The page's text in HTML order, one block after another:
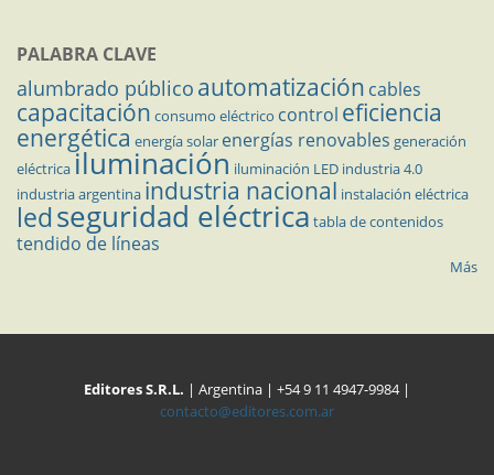
PALABRA CLAVE
alumbrado público automatización cables
capacitación consumo eléctrico control eficiencia
energética energía solar energías renovables generación
eléctricailuminación iluminación LED industria 4.0
industria argentina industria nacional instalación eléctrica
ledseguridad eléctrica tabla de contenidos
tendido de líneas
Más
Editores S.R.L. | Argentina | +54 9 11 4947-9984 |
contacto@editores.com.ar